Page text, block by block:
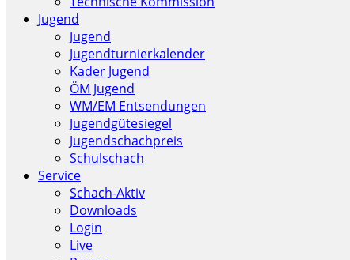
Jugend
Jugend
Jugendturnierkalender
Kader Jugend
ÖM Jugend
WM/EM Entsendungen
Jugendgütesiegel
Jugendschachpreis
Schulschach
Service
Schach-Aktiv
Downloads
Login
Live